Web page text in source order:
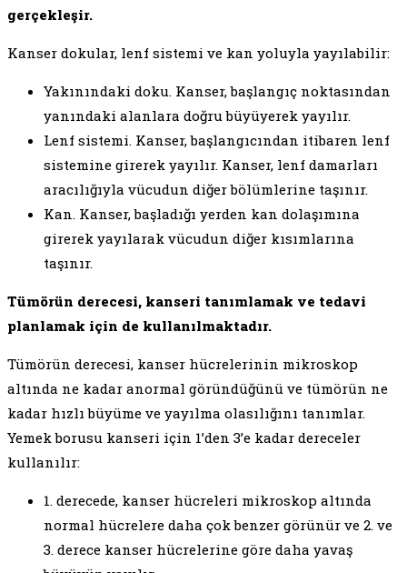
gerçekleşir.
Kanser dokular, lenf sistemi ve kan yoluyla yayılabilir:
Yakınındaki doku. Kanser, başlangıç noktasından
yanındaki alanlara doğru büyüyerek yayılır.
Lenf sistemi. Kanser, başlangıcından itibaren lenf
sistemine girerek yayılır. Kanser, lenf damarları
aracılığıyla vücudun diğer bölümlerine taşınır.
Kan. Kanser, başladığı yerden kan dolaşımına
girerek yayılarak vücudun diğer kısımlarına
taşınır.
Tümörün derecesi, kanseri tanımlamak ve tedavi
planlamak için de kullanılmaktadır.
Tümörün derecesi, kanser hücrelerinin mikroskop
altında ne kadar anormal göründüğünü ve tümörün ne
kadar hızlı büyüme ve yayılma olasılığını tanımlar.
Yemek borusu kanseri için 1’den 3’e kadar dereceler
kullanılır:
1. derecede, kanser hücreleri mikroskop altında
normal hücrelere daha çok benzer görünür ve 2. ve
3. derece kanser hücrelerine göre daha yavaş